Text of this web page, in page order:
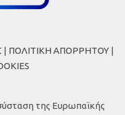
| ΠΟΛΙΤΙΚΗ ΑΠΟΡΡΗΤΟΥ |
της Ευρωπαϊκής